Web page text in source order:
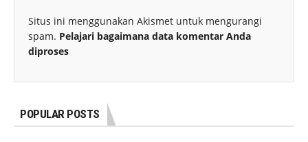
Situs ini menggunakan Akismet untuk mengurangi
spam. Pelajari bagaimana data komentar Anda
diproses
POPULAR POSTS